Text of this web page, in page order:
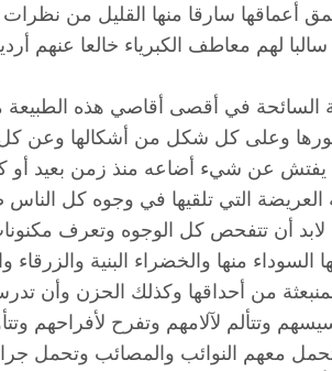
عمق أعماقها سارقا منها القليل من
لهم معاطف الكبرياء خالعا عنهم
السائحة في أقصى أقاصي هذه
وعلى كل شكل من أشكالها وعن كل
عن شيء أضاعه منذ زمن بعيد أو
العريضة التي تلقيها في وجوه كل
أن تتفحص كل الوجوه وتعرف
السوداء منها والخضراء البنية
من أحداقها وكذلك الحزن وأن
وتتألم لآلامهم وتفرح لأفراحهم
معهم النوائب والمصائب